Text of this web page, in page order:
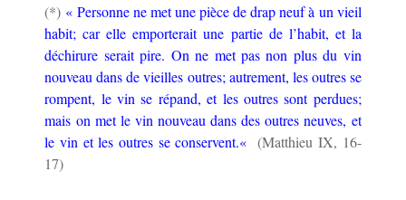
(*) « Personne ne met une pièce de drap neuf à un vieil
habit; car elle emporterait une partie de l’habit, et la
déchirure serait pire. On ne met pas non plus du vin
nouveau dans de vieilles outres; autrement, les outres se
rompent, le vin se répand, et les outres sont perdues;
mais on met le vin nouveau dans des outres neuves, et
le vin et les outres se conservent.« (Matthieu IX, 16-
17)